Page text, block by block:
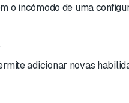
o incómodo de uma
adicionar novas